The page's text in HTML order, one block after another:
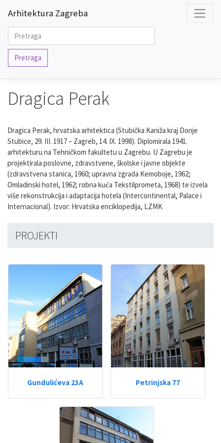
Arhitektura Zagreba
Pretraga
Dragica Perak
Dragica Perak, hrvatska arhitektica (Stubička Kaniža kraj Donje
Stubice, 29. III. 1917 – Zagreb, 14. IX. 1998). Diplomirala 1941.
arhitekturu na Tehničkom fakultetu u Zagrebu. U Zagrebu je
projektirala poslovne, zdravstvene, školske i javne objekte
(zdravstvena stanica, 1960; upravna zgrada Kemoboje, 1962;
Omladinski hotel, 1962; robna kuća Tekstilprometa, 1968) te izvela
više rekonstrukcija i adaptacija hotela (Intercontinental, Palace i
Internacional). Izvor: Hrvatska enciklopedija, LZMK
PROJEKTI
Gundulićeva 23A Petrinjska 77